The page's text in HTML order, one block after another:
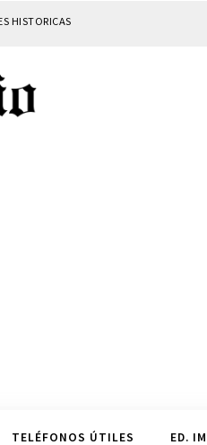
HISTORICAS
TELÉFONOS ÚTILES ED.